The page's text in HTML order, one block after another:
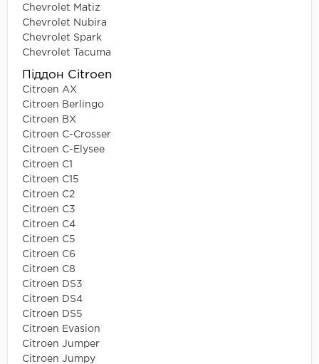
Chevrolet Matiz
Chevrolet Nubira
Chevrolet Spark
Chevrolet Tacuma
Піддон Citroen
Citroen AX
Citroen Berlingo
Citroen BX
Citroen C-Crosser
Citroen C-Elysee
Citroen C1
Citroen C15
Citroen C2
Citroen C3
Citroen C4
Citroen C5
Citroen C6
Citroen C8
Citroen DS3
Citroen DS4
Citroen DS5
Citroen Evasion
Citroen Jumper
Citroen Jumpy